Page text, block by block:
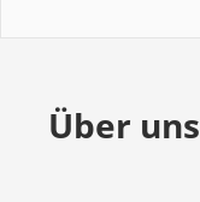
Über uns